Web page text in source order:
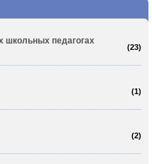
(23)
педагогах
(1)
(2)